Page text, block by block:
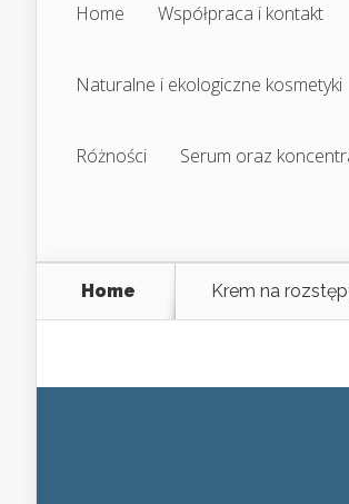
Home Współpraca i kontakt
Naturalne i ekologiczne kosmetyki
Różności Serum oraz
Home Krem na